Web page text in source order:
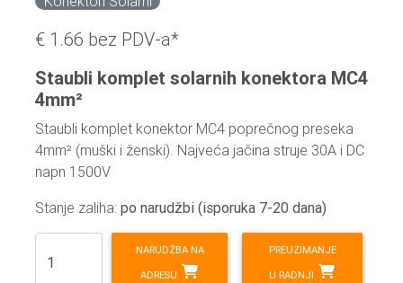
€ 1.66 bez PDV-a*
Staubli komplet solarnih konektora MC4
4mm²
Staubli komplet konektor MC4 poprečnog preseka
4mm² (muški i ženski). Najveća jačina struje 30A i DC
napn 1500V
Stanje zaliha: po narudžbi (isporuka 7-20 dana)
NARUDŽBA NA
ADRESU
PREUZIMANJE
U RADNJI